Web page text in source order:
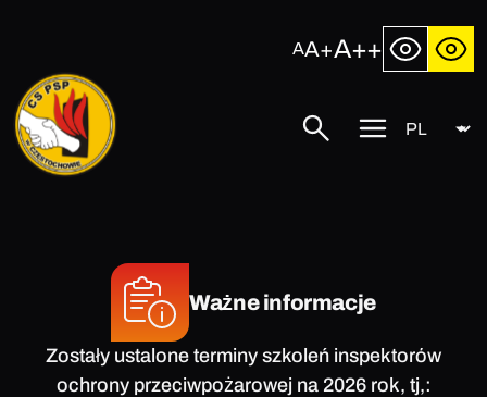
AA+A++
Centralna
Szkoła
Państwowej
SzukajPrzycisk
Język
Ważne informacje
Zostały ustalone terminy szkoleń inspektorów
ochrony przeciwpożarowej na 2026 rok, tj,: